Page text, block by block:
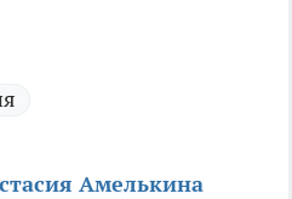
Амелькина